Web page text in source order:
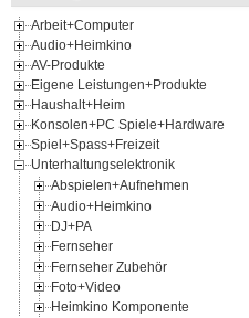
Arbeit+Computer
Audio+Heimkino
AV-Produkte
Eigene Leistungen+Produkte
Haushalt+Heim
Konsolen+PC Spiele+Hardware
Spiel+Spass+Freizeit
Unterhaltungselektronik
Abspielen+Aufnehmen
Audio+Heimkino
DJ+PA
Fernseher
Fernseher Zubehör
Foto+Video
Heimkino Komponente